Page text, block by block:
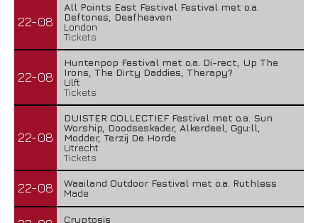
22-08
All Points East Festival Festival met o.a.
Deftones, Deafheaven
London
Tickets
22-08
Huntenpop Festival met o.a. Di-rect, Up The
Irons, The Dirty Daddies, Therapy?
Ulft
Tickets
22-08
DUISTER COLLECTIEF Festival met o.a. Sun
Worship, Doodseskader, Alkerdeel, Ggu:ll,
Modder, Terzij De Horde
Utrecht
Tickets
22-08
Waailand Outdoor Festival met o.a. Ruthless
Made
Cryptosis